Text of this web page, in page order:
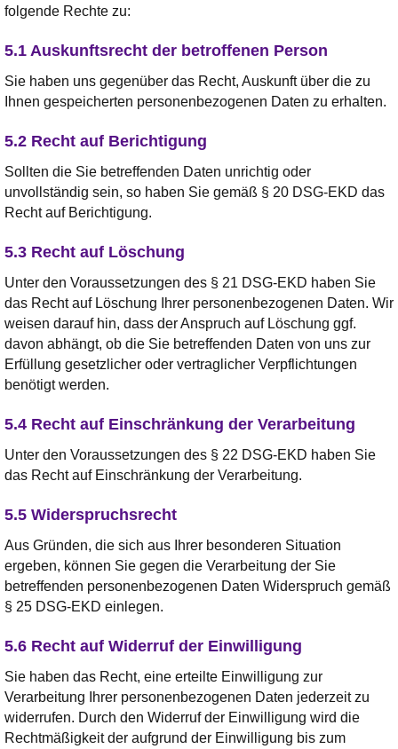
folgende Rechte zu:
5.1 Auskunftsrecht der betroffenen Person
Sie haben uns gegenüber das Recht, Auskunft über die zu
Ihnen gespeicherten personenbezogenen Daten zu erhalten.
5.2 Recht auf Berichtigung
Sollten die Sie betreffenden Daten unrichtig oder
unvollständig sein, so haben Sie gemäß § 20 DSG-EKD das
Recht auf Berichtigung.
5.3 Recht auf Löschung
Unter den Voraussetzungen des § 21 DSG-EKD haben Sie
das Recht auf Löschung Ihrer personenbezogenen Daten. Wir
weisen darauf hin, dass der Anspruch auf Löschung ggf.
davon abhängt, ob die Sie betreffenden Daten von uns zur
Erfüllung gesetzlicher oder vertraglicher Verpflichtungen
benötigt werden.
5.4 Recht auf Einschränkung der Verarbeitung
Unter den Voraussetzungen des § 22 DSG-EKD haben Sie
das Recht auf Einschränkung der Verarbeitung.
5.5 Widerspruchsrecht
Aus Gründen, die sich aus Ihrer besonderen Situation
ergeben, können Sie gegen die Verarbeitung der Sie
betreffenden personenbezogenen Daten Widerspruch gemäß
§ 25 DSG-EKD einlegen.
5.6 Recht auf Widerruf der Einwilligung
Sie haben das Recht, eine erteilte Einwilligung zur
Verarbeitung Ihrer personenbezogenen Daten jederzeit zu
widerrufen. Durch den Widerruf der Einwilligung wird die
Rechtmäßigkeit der aufgrund der Einwilligung bis zum